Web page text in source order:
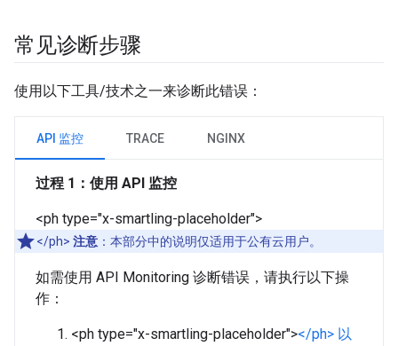
常见诊断步骤
使用以下工具/技术之一来诊断此错误：
API 监控 TRACE NGINX
过程 1：使用 API 监控
<ph type="x-smartling-placeholder">
</ph> 注意 ：本部分中的说明仅适用于公有云用户。
如需使用 API Monitoring 诊断错误，请执行以下操
作：
<ph type="x-smartling-placeholder"></ph> 以